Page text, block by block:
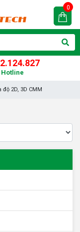
Hotline
0
độ 2D, 3D CMM